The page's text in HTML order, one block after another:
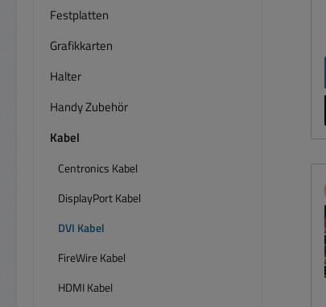
Festplatten
Grafikkarten
Halter
Handy Zubehör
Kabel
Centronics Kabel
DisplayPort Kabel
DVI Kabel
FireWire Kabel
HDMI Kabel